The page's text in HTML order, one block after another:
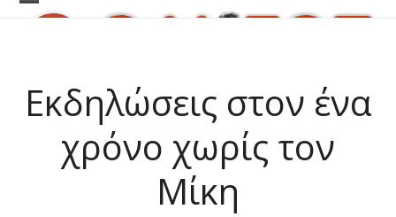
Skip
Open
Close
Εκδηλώσεις στον ένα
χρόνο χωρίς τον
Μίκη